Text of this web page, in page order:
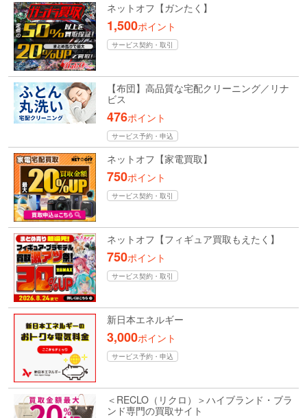
ネットオフ【ガンたく】
1,500ポイント
サービス契約・取引
【布団】高品質な宅配クリーニング／リナ
ビス
476ポイント
サービス予約・申込
ネットオフ【家電買取】
750ポイント
サービス契約・取引
ネットオフ【フィギュア買取もえたく】
750ポイント
サービス契約・取引
新日本エネルギー
3,000ポイント
サービス予約・申込
＜RECLO（リクロ）＞ハイブランド・ブラ
ンド専門の買取サイト